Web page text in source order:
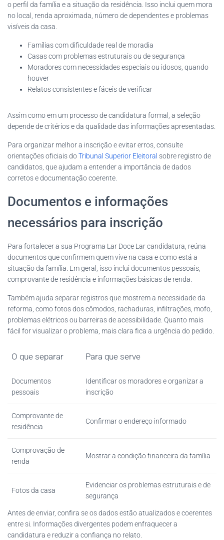
o perfil da família e a situação da residência. Isso inclui quem mora
no local, renda aproximada, número de dependentes e problemas
visíveis da casa.
Famílias com dificuldade real de moradia
Casas com problemas estruturais ou de segurança
Moradores com necessidades especiais ou idosos, quando
houver
Relatos consistentes e fáceis de verificar
Assim como em um processo de candidatura formal, a seleção
depende de critérios e da qualidade das informações apresentadas.
Para organizar melhor a inscrição e evitar erros, consulte
orientações oficiais doTribunal Superior Eleitoral sobre registro de
candidatos, que ajudam a entender a importância de dados
corretos e documentação coerente.
Documentos e informações
necessários para inscrição
Para fortalecer a sua Programa Lar Doce Lar candidatura, reúna
documentos que confirmem quem vive na casa e como está a
situação da família. Em geral, isso inclui documentos pessoais,
comprovante de residência e informações básicas de renda.
Também ajuda separar registros que mostrem a necessidade da
reforma, como fotos dos cômodos, rachaduras, infiltrações, mofo,
problemas elétricos ou barreiras de acessibilidade. Quanto mais
fácil for visualizar o problema, mais clara fica a urgência do pedido.
O que separar Para que serve
Documentos
pessoais
Identificar os moradores e organizar a
inscrição
Comprovante de
residência
Confirmar o endereço informado
Comprovação de
renda
Mostrar a condição financeira da família
Fotos da casa
Evidenciar os problemas estruturais e de
segurança
Antes de enviar, confira se os dados estão atualizados e coerentes
entre si. Informações divergentes podem enfraquecer a
candidatura e reduzir a confiança no relato.